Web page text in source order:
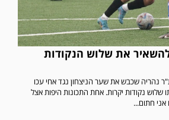
את שלוש הנקודות
נהריה שכבש את שער הניצחון נגד אחי עכו
שלוש נקודות יקרות. אחת התכונות היפות אצל
חתום...